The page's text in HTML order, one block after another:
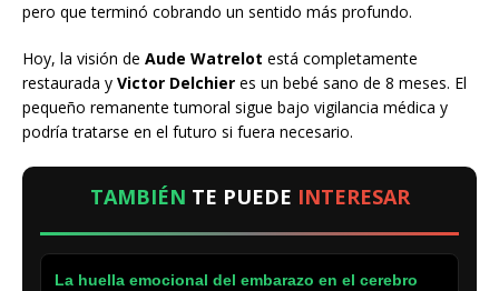
pero que terminó cobrando un sentido más profundo.
Hoy, la visión de Aude Watrelot está completamente
restaurada y Victor Delchier es un bebé sano de 8 meses. El
pequeño remanente tumoral sigue bajo vigilancia médica y
podría tratarse en el futuro si fuera necesario.
TAMBIÉN TE PUEDE INTERESAR
La huella emocional del embarazo en el cerebro